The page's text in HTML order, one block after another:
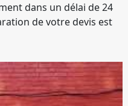
dans un délai de 24
de votre devis est